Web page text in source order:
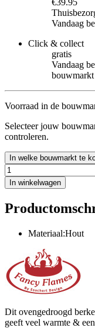
Vandaag
Click & collect
gratis
Vandaag
bouwmarkt
Voorraad in de
Selecteer jouw
controleren.
In welke bouwmarkt te
In winkelwagen
Materiaal:Hout
Dit ovengedroogd
geeft veel warmte &